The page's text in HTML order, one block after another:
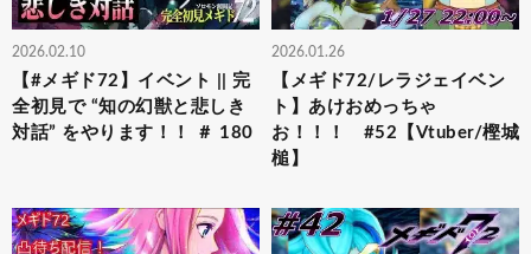
2026.02.10
【#メギド72】イベント || 完
全初見で “知の幻獣と悲しき
対話” をやります！！ ＃ 180
2026.01.26
【メギド72/レラジェイベン
ト】あけおめっちゃ
お！！！ #52【Vtuber/樫城
槌】